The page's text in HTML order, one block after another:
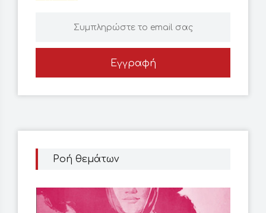
Ροή θεμάτων
Εγγραφή